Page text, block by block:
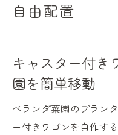
自由配置
キャスター付き
園を簡単移動
ベランダ菜園のプラン
ー付きワゴンを自作す